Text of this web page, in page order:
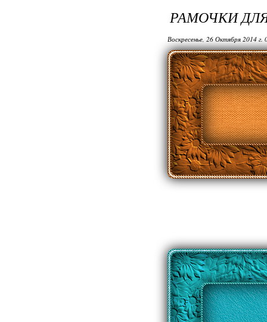
РАМОЧКИ
Воскресенье, 26 Октября 2014